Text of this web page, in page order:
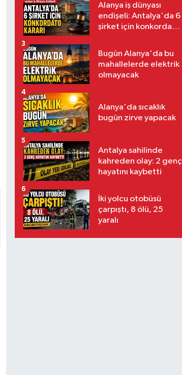
Alanya iş dünyası
endişeli: Antalya'da 6
şirket için konkordato
Bugün Alanya'da bu
mahallelerde elektrik
olmayacak
3
Alanya'da sıcaklık
bugün zirve yapacak
4
Antalya sahilinde
kahreden olay: 2 genç
hayatını kaybetti
5
İki yolcu otobüsü
çarpıştı, 8 ölü, 25
yaralı
6